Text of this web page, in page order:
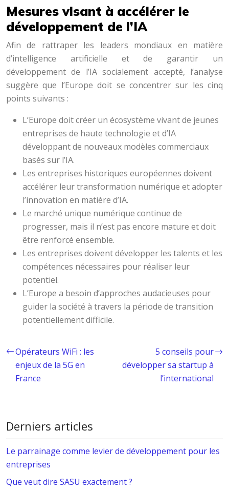
Mesures visant à accélérer le
développement de l’IA
Afin de rattraper les leaders mondiaux en matière
d’intelligence artificielle et de garantir un
développement de l’IA socialement accepté, l’analyse
suggère que l’Europe doit se concentrer sur les cinq
points suivants :
L’Europe doit créer un écosystème vivant de jeunes
entreprises de haute technologie et d’IA
développant de nouveaux modèles commerciaux
basés sur l’IA.
Les entreprises historiques européennes doivent
accélérer leur transformation numérique et adopter
l’innovation en matière d’IA.
Le marché unique numérique continue de
progresser, mais il n’est pas encore mature et doit
être renforcé ensemble.
Les entreprises doivent développer les talents et les
compétences nécessaires pour réaliser leur
potentiel.
L’Europe a besoin d’approches audacieuses pour
guider la société à travers la période de transition
potentiellement difficile.
Opérateurs WiFi : les
enjeux de la 5G en
France
5 conseils pour
développer sa startup à
l’international
Derniers articles
Le parrainage comme levier de développement pour les
entreprises
Que veut dire SASU exactement ?